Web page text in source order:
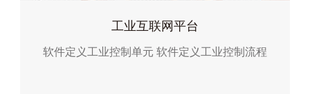
工业互联网平台
软件定义工业控制单元 软件定义工业控制流程